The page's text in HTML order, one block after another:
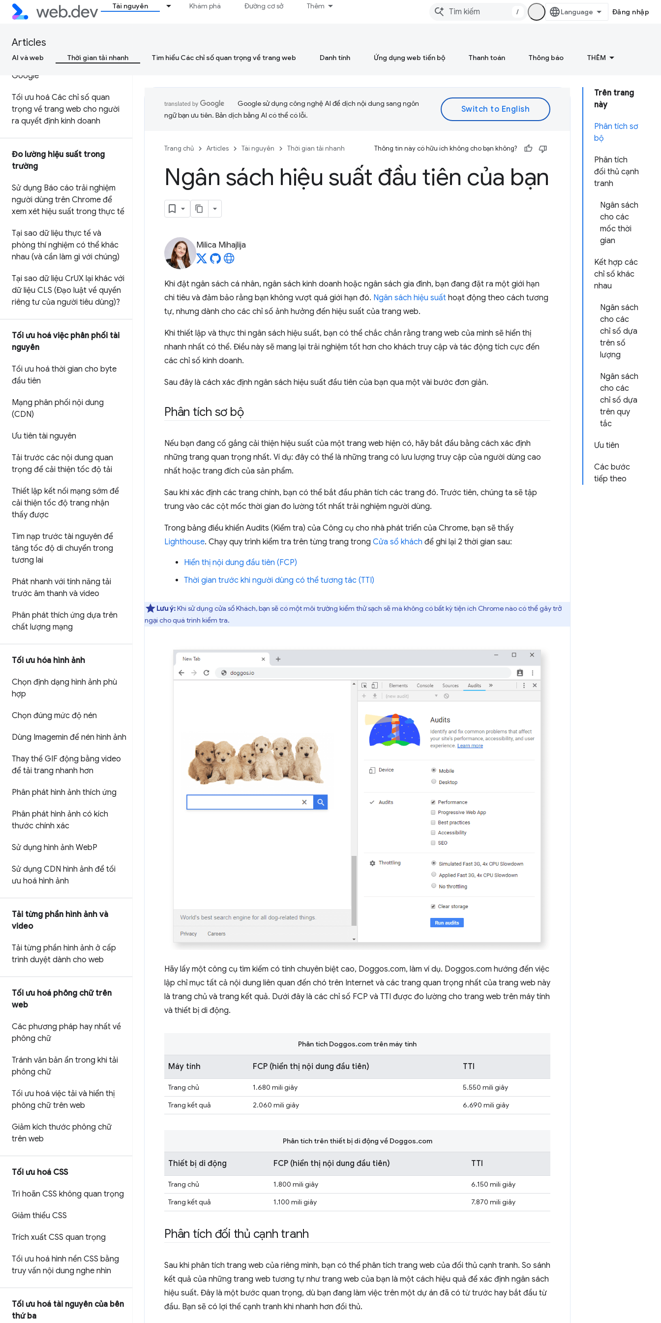
Tài nguyên Khám phá Đường cơ sở Thêm
/ Đăng nhập
Articles
AI và web Thời gian tải nhanh Tìm hiểu Các chỉ số quan trọng về trang web Danh tính Ứng dụng web tiến bộ Thanh toán Thông báo THÊM
cải thiện Chỉ số quan trọng
chính của trang web
Quy trình làm việc của Các chỉ
số quan trọng về trang web
thông qua các công cụ của
Google
Tối ưu hoá Các chỉ số quan
trọng về trang web cho người
ra quyết định kinh doanh
Đo lường hiệu suất trong
trường
Sử dụng Báo cáo trải nghiệm
người dùng trên Chrome để
xem xét hiệu suất trong thực tế
Tại sao dữ liệu thực tế và
phòng thí nghiệm có thể khác
nhau (và cần làm gì với chúng)
Tại sao dữ liệu CrUX lại khác với
dữ liệu CLS (Đạo luật về quyền
riêng tư của người tiêu dùng)?
Tối ưu hoá việc phân phối tài
nguyên
Tối ưu hoá thời gian cho byte
đầu tiên
Mạng phân phối nội dung
(CDN)
Ưu tiên tài nguyên
Tải trước các nội dung quan
trọng để cải thiện tốc độ tải
Thiết lập kết nối mạng sớm để
cải thiện tốc độ trang nhận
thấy được
Tìm nạp trước tài nguyên để
tăng tốc độ di chuyển trong
tương lai
Phát nhanh với tính năng tải
trước âm thanh và video
Phân phát thích ứng dựa trên
chất lượng mạng
Tối ưu hóa hình ảnh
Chọn định dạng hình ảnh phù
hợp
Chọn đúng mức độ nén
Dùng Imagemin để nén hình ảnh
Thay thế GIF động bằng video
để tải trang nhanh hơn
Phân phát hình ảnh thích ứng
Phân phát hình ảnh có kích
thước chính xác
Sử dụng hình ảnh WebP
Sử dụng CDN hình ảnh để tối
ưu hoá hình ảnh
Tải từng phần hình ảnh và
video
Tải từng phần hình ảnh ở cấp
trình duyệt dành cho web
Tối ưu hoá phông chữ trên
web
Các phương pháp hay nhất về
phông chữ
Tránh văn bản ẩn trong khi tải
phông chữ
Tối ưu hoá việc tải và hiển thị
phông chữ trên web
Giảm kích thước phông chữ
trên web
Tối ưu hoá CSS
Trì hoãn CSS không quan trọng
Giảm thiểu CSS
Trích xuất CSS quan trọng
Tối ưu hoá hình nền CSS bằng
truy vấn nội dung nghe nhìn
Tối ưu hoá tài nguyên của bên
thứ ba
Trên trang
này
Phân tích sơ
bộ
Phân tích
đối thủ cạnh
tranh
Ngân sách
cho các
mốc thời
gian
Kết hợp các
chỉ số khác
nhau
Ngân sách
cho các
chỉ số dựa
trên số
lượng
Ngân sách
cho các
chỉ số dựa
trên quy
tắc
Ưu tiên
Các bước
tiếp theo
Google sử dụng công nghệ AI để dịch nội dung sang ngôn
ngữ bạn ưu tiên. Bản dịch bằng AI có thể có lỗi.
Trang chủ Articles Tài nguyên Thời gian tải nhanh Thông tin này có hữu ích không cho bạn không?
Ngân sách hiệu suất đầu tiên của bạn
Milica Mihajlija
Khi đặt ngân sách cá nhân, ngân sách kinh doanh hoặc ngân sách gia đình, bạn đang đặt ra một giới hạn
chi tiêu và đảm bảo rằng bạn không vượt quá giới hạn đó. Ngân sách hiệu suất hoạt động theo cách tương
tự, nhưng dành cho các chỉ số ảnh hưởng đến hiệu suất của trang web.
Khi thiết lập và thực thi ngân sách hiệu suất, bạn có thể chắc chắn rằng trang web của mình sẽ hiển thị
nhanh nhất có thể. Điều này sẽ mang lại trải nghiệm tốt hơn cho khách truy cập và tác động tích cực đến
các chỉ số kinh doanh.
Sau đây là cách xác định ngân sách hiệu suất đầu tiên của bạn qua một vài bước đơn giản.
Phân tích sơ bộ
Nếu bạn đang cố gắng cải thiện hiệu suất của một trang web hiện có, hãy bắt đầu bằng cách xác định
những trang quan trọng nhất. Ví dụ: đây có thể là những trang có lưu lượng truy cập của người dùng cao
nhất hoặc trang đích của sản phẩm.
Sau khi xác định các trang chính, bạn có thể bắt đầu phân tích các trang đó. Trước tiên, chúng ta sẽ tập
trung vào các cột mốc thời gian đo lường tốt nhất trải nghiệm người dùng.
Trong bảng điều khiển Audits (Kiểm tra) của Công cụ cho nhà phát triển của Chrome, bạn sẽ thấy
Lighthouse. Chạy quy trình kiểm tra trên từng trang trong Cửa sổ khách để ghi lại 2 thời gian sau:
Hiển thị nội dung đầu tiên (FCP)
Thời gian trước khi người dùng có thể tương tác (TTI)
Lưu ý:Khi sử dụng cửa sổ Khách, bạn sẽ có một môi trường kiểm thử sạch sẽ mà không có bất kỳ tiện ích Chrome nào có thể gây trở
ngại cho quá trình kiểm tra.
Hãy lấy một công cụ tìm kiếm có tính chuyên biệt cao, Doggos.com, làm ví dụ. Doggos.com hướng đến việc
lập chỉ mục tất cả nội dung liên quan đến chó trên Internet và các trang quan trọng nhất của trang web này
là trang chủ và trang kết quả. Dưới đây là các chỉ số FCP và TTI được đo lường cho trang web trên máy tính
và thiết bị di động.
Máy tính FCP (hiển thị nội dung đầu tiên) TTI
Trang chủ 1.680 mili giây
5.550 mili giây
Trang kết quả
2.060 mili giây 6.690 mili giây
Phân tích Doggos.com trên máy tính
Thiết bị di động FCP (hiển thị nội dung đầu tiên) TTI
Trang chủ 1.800 mili giây
6.150 mili giây
Trang kết quả
1.100 mili giây 7.870 mili giây
Phân tích trên thiết bị di động về Doggos.com
Phân tích đối thủ cạnh tranh
Sau khi phân tích trang web của riêng mình, bạn có thể phân tích trang web của đối thủ cạnh tranh. So sánh
kết quả của những trang web tương tự như trang web của bạn là một cách hiệu quả để xác định ngân sách
hiệu suất. Đây là một bước quan trọng, dù bạn đang làm việc trên một dự án đã có từ trước hay bắt đầu từ
đầu. Bạn sẽ có lợi thế cạnh tranh khi nhanh hơn đối thủ.